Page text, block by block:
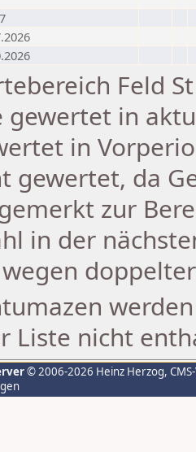
Feld
gewertet in
in
gewertet, da
zur
in der
Liste nicht
© 2006-2026 Heinz Herzog,